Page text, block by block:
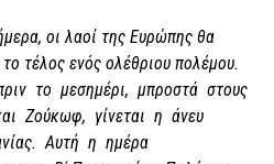
οι λαοί της Ευρώπης θα
τέλος ενός ολέθριου πολέμου.
το μεσημέρι, μπροστά στους
Ζούκωφ, γίνεται η άνευ
Αυτή η ημέρα